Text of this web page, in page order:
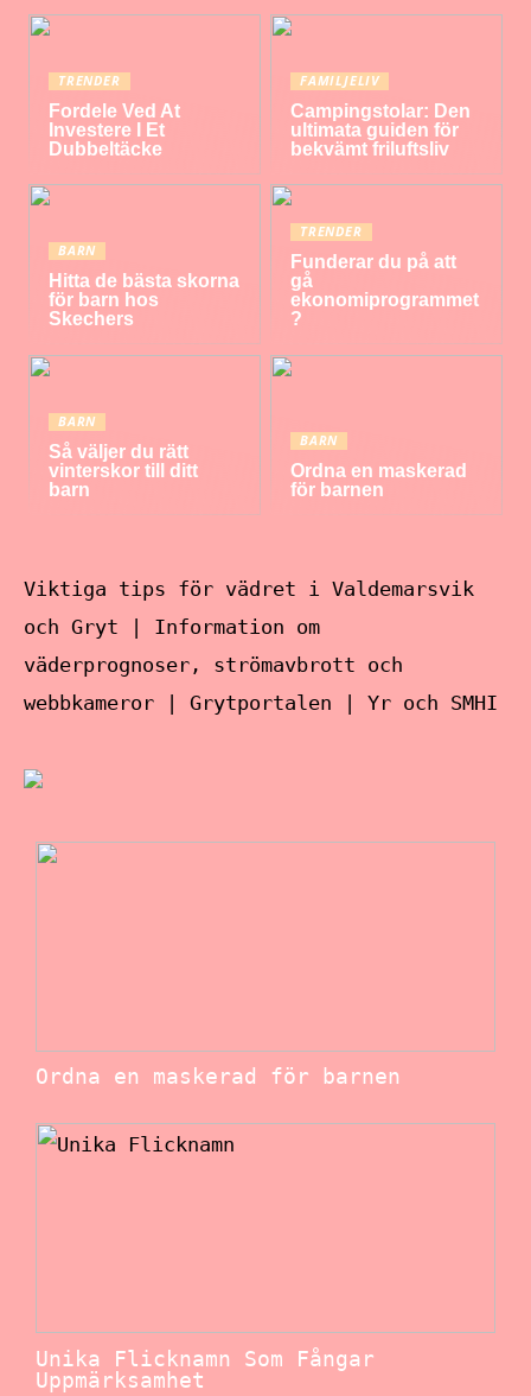
TRENDER
Fordele Ved At
Investere I Et
Dubbeltäcke
FAMILJELIV
Campingstolar: Den
ultimata guiden för
bekvämt friluftsliv
BARN
Hitta de bästa skorna
för barn hos
Skechers
TRENDER
Funderar du på att
gå
ekonomiprogrammet
?
BARN
Så väljer du rätt
vinterskor till ditt
barn
BARN
Ordna en maskerad
för barnen
Viktiga tips för vädret i Valdemarsvik
och Gryt | Information om
väderprognoser, strömavbrott och
webbkameror | Grytportalen | Yr och SMHI
Ordna en maskerad för barnen
Unika Flicknamn Som Fångar
Uppmärksamhet